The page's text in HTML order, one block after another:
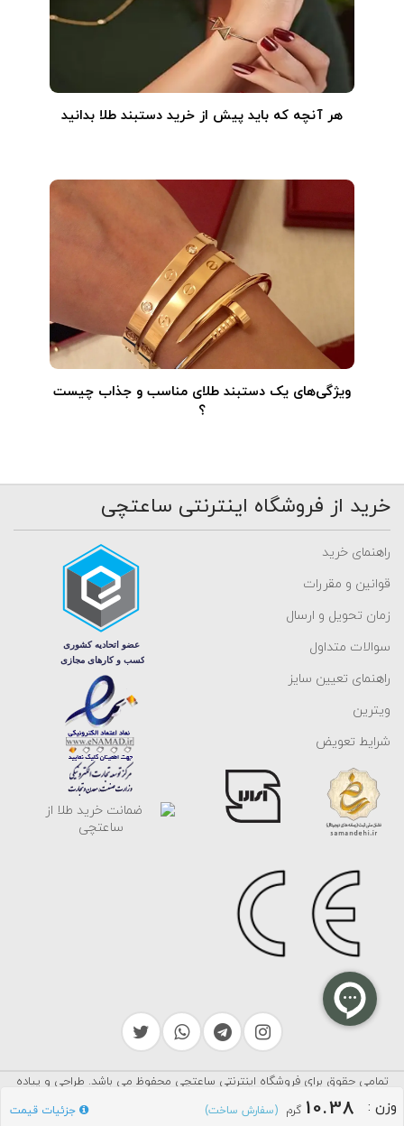
وزن :
10.38 گرم (سفارش ساخت) جزئیات قیمت
هر آنچه که باید پیش از خرید دستبند طلا بدانید
ویژگی‌های یک دستبند طلای مناسب و جذاب چیست
؟
خرید از فروشگاه اینترنتی ساعتچی
راهنمای خرید
قوانین و مقررات
زمان تحویل و ارسال
سوالات متداول
راهنمای تعیین سایز
ویترین
شرایط تعویض
تمامی حقوق برای فروشگاه اینترنتی ساعتچی محفوظ می باشد. طراحی و پیاده
سازی توسط